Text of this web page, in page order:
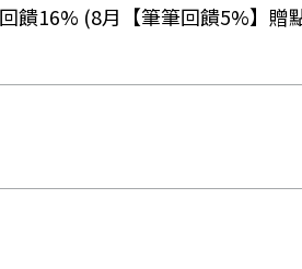
饋16% (8月【筆筆回饋5%】贈